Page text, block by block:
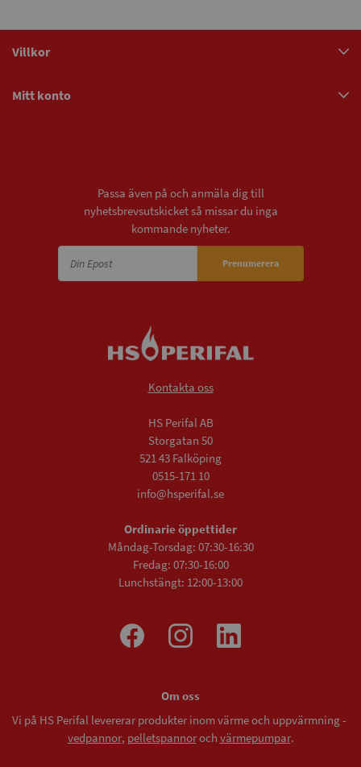
Villkor
Mitt konto
Passa även på och anmäla dig till
nyhetsbrevsutskicket så missar du inga
kommande nyheter.
Prenumerera
Kontakta oss
HS Perifal AB
Storgatan 50
521 43 Falköping
0515-171 10
info@hsperifal.se
Ordinarie öppettider
Måndag-Torsdag: 07:30-16:30
Fredag: 07:30-16:00
Lunchstängt: 12:00-13:00
Om oss
Vi på HS Perifal levererar produkter inom värme och uppvärmning -
vedpannor, pelletspannoroch värmepumpar.